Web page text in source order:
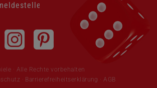
· Alle Rechte vorbehalten
· Barrierefreiheitserklärung ·AGB